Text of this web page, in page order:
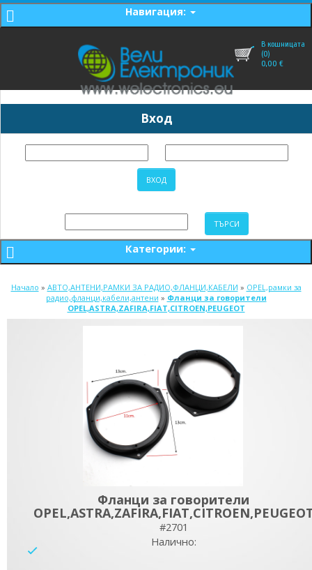
Навигация:
В кошницата
(0)
0,00 €
Вход
Категории:
Начало » АВТО,АНТЕНИ,РАМКИ ЗА РАДИО,ФЛАНЦИ,КАБЕЛИ » OPEL,рамки за
радио,фланци,кабели,антени » Фланци за говорители
OPEL,ASTRA,ZAFIRA,FIAT,CITROEN,PEUGEOT
Фланци за говорители
#2701
Налично: